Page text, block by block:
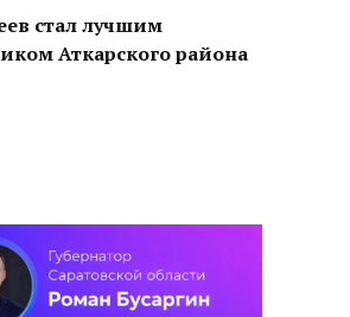
стал лучшим
Аткарского района